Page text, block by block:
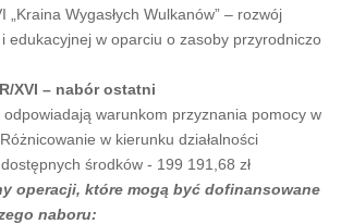
„Kraina Wygasłych Wulkanów” – rozwój
edukacyjnej w oparciu o zasoby przyrodniczo
XVI – nabór ostatni
warunkom przyznania pomocy w
w kierunku działalności
środków - 199 191,68 zł
operacji, które mogą być dofinansowane
naboru: